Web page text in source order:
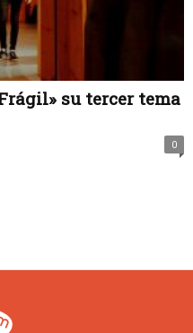
su tercer tema
0